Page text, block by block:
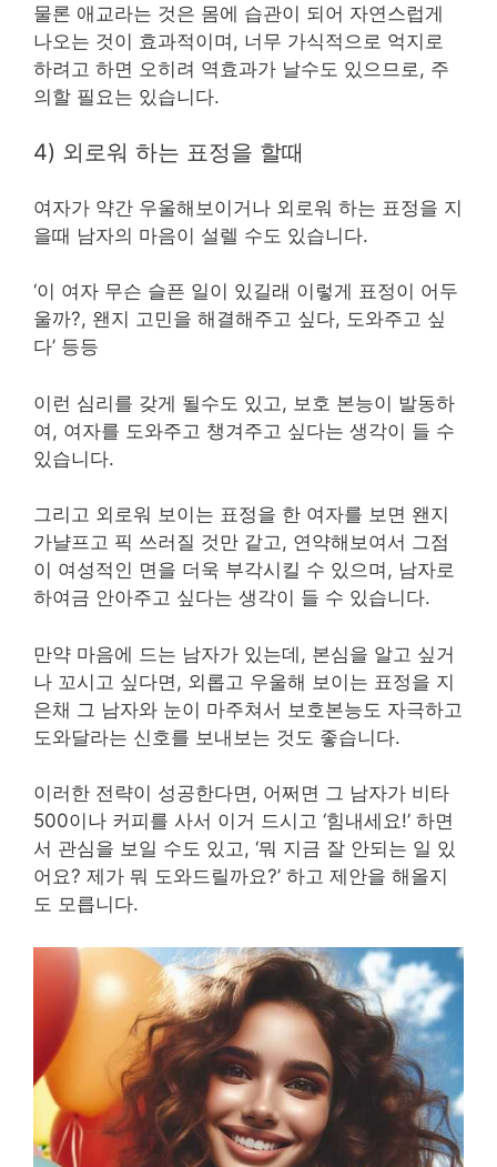
물론 애교라는 것은 몸에 습관이 되어 자연스럽게
나오는 것이 효과적이며, 너무 가식적으로 억지로
하려고 하면 오히려 역효과가 날수도 있으므로, 주
의할 필요는 있습니다.
4) 외로워 하는 표정을 할때
여자가 약간 우울해보이거나 외로워 하는 표정을 지
을때 남자의 마음이 설렐 수도 있습니다.
‘이 여자 무슨 슬픈 일이 있길래 이렇게 표정이 어두
울까?, 왠지 고민을 해결해주고 싶다, 도와주고 싶
다’ 등등
이런 심리를 갖게 될수도 있고, 보호 본능이 발동하
여, 여자를 도와주고 챙겨주고 싶다는 생각이 들 수
있습니다.
그리고 외로워 보이는 표정을 한 여자를 보면 왠지
가냘프고 픽 쓰러질 것만 같고, 연약해보여서 그점
이 여성적인 면을 더욱 부각시킬 수 있으며, 남자로
하여금 안아주고 싶다는 생각이 들 수 있습니다.
만약 마음에 드는 남자가 있는데, 본심을 알고 싶거
나 꼬시고 싶다면, 외롭고 우울해 보이는 표정을 지
은채 그 남자와 눈이 마주쳐서 보호본능도 자극하고
도와달라는 신호를 보내보는 것도 좋습니다.
이러한 전략이 성공한다면, 어쩌면 그 남자가 비타
500이나 커피를 사서 이거 드시고 ‘힘내세요!’ 하면
서 관심을 보일 수도 있고, ‘뭐 지금 잘 안되는 일 있
어요? 제가 뭐 도와드릴까요?’ 하고 제안을 해올지
도 모릅니다.